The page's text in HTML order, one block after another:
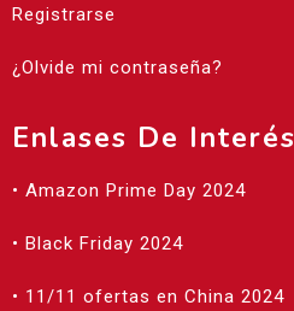
Registrarse
¿Olvide mi contraseña?
Enlases De Interés
• Amazon Prime Day 2024
• Black Friday 2024
• 11/11 ofertas en China 2024